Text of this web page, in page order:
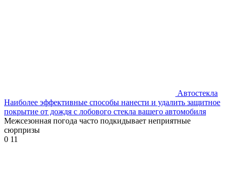
Автостекла
Наиболее эффективные способы нанести и удалить защитное
покрытие от дождя с лобового стекла вашего автомобиля
Межсезонная погода часто подкидывает неприятные
сюрпризы
0 11